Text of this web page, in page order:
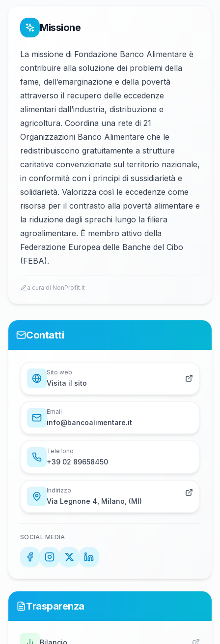
Missione
La missione di Fondazione Banco Alimentare è
contribuire alla soluzione dei problemi della
fame, dell’emarginazione e della povertà
attraverso il recupero delle eccedenze
alimentari dall’industria, distribuzione e
agricoltura. Coordina una rete di 21
Organizzazioni Banco Alimentare che le
redistribuiscono gratuitamente a strutture
caritative convenzionate sul territorio nazionale,
in conformità con i principi di sussidiarietà e
solidarietà. Valorizza così le eccedenze come
risorsa per il contrasto alla povertà alimentare e
la riduzione degli sprechi lungo la filiera
agroalimentare. È membro attivo della
Federazione Europea delle Banche del Cibo
(FEBA).
a cura di NonProfit.it
Contatti
Sito web
Visita il sito
Email
i​n​f​o​@​b​a​n​c​o​a​l​i​m​e​n​t​a​r​e​.​i​t
Telefono
+​3​9​ ​0​2​ ​8​9​6​5​8​4​5​0
Indirizzo
Via Legnone 4, Milano, (MI)
SOCIAL MEDIA
Trasparenza
Bilancio